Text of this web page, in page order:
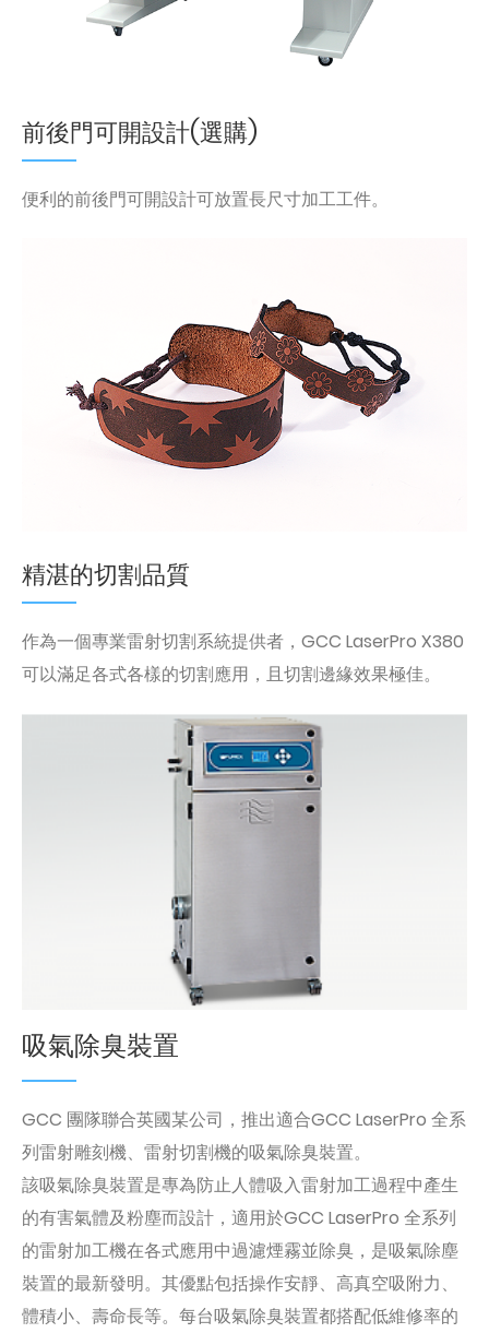
前後門可開設計(選購)
便利的前後門可開設計可放置長尺寸加工工件。
精湛的切割品質
作為一個專業雷射切割系統提供者，GCC LaserPro X380
可以滿足各式各樣的切割應用，且切割邊緣效果極佳。
吸氣除臭裝置
GCC 團隊聯合英國某公司，推出適合GCC LaserPro 全系
列雷射雕刻機、雷射切割機的吸氣除臭裝置。
該吸氣除臭裝置是專為防止人體吸入雷射加工過程中產生
的有害氣體及粉塵而設計，適用於GCC LaserPro 全系列
的雷射加工機在各式應用中過濾煙霧並除臭，是吸氣除塵
裝置的最新發明。其優點包括操作安靜、高真空吸附力、
體積小、壽命長等。每台吸氣除臭裝置都搭配低維修率的